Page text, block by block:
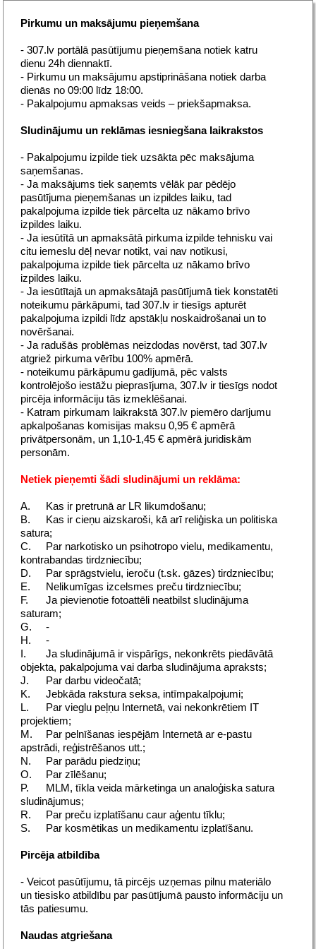
Pirkumu un maksājumu pieņemšana
- 307.lv portālā pasūtījumu pieņemšana notiek katru
dienu 24h diennaktī.
- Pirkumu un maksājumu apstiprināšana notiek darba
dienās no 09:00 līdz 18:00.
- Pakalpojumu apmaksas veids – priekšapmaksa.
Sludinājumu un reklāmas iesniegšana laikrakstos
- Pakalpojumu izpilde tiek uzsākta pēc maksājuma
saņemšanas.
- Ja maksājums tiek saņemts vēlāk par pēdējo
pasūtījuma pieņemšanas un izpildes laiku, tad
pakalpojuma izpilde tiek pārcelta uz nākamo brīvo
izpildes laiku.
- Ja iesūtītā un apmaksātā pirkuma izpilde tehnisku vai
citu iemeslu dēļ nevar notikt, vai nav notikusi,
pakalpojuma izpilde tiek pārcelta uz nākamo brīvo
izpildes laiku.
- Ja iesūtītajā un apmaksātajā pasūtījumā tiek konstatēti
noteikumu pārkāpumi, tad 307.lv ir tiesīgs apturēt
pakalpojuma izpildi līdz apstākļu noskaidrošanai un to
novēršanai.
- Ja radušās problēmas neizdodas novērst, tad 307.lv
atgriež pirkuma vērību 100% apmērā.
- noteikumu pārkāpumu gadījumā, pēc valsts
kontrolējošo iestāžu pieprasījuma, 307.lv ir tiesīgs nodot
pircēja informāciju tās izmeklēšanai.
- Katram pirkumam laikrakstā 307.lv piemēro darījumu
apkalpošanas komisijas maksu 0,95 € apmērā
privātpersonām, un 1,10-1,45 € apmērā juridiskām
personām.
Netiek pieņemti šādi sludinājumi un reklāma:
A.
Kas ir pretrunā ar LR likumdošanu;
B.
Kas ir cieņu aizskaroši, kā arī reliģiska un politiska
satura;
C.
Par narkotisko un psihotropo vielu, medikamentu,
kontrabandas tirdzniecību;
D.
Par sprāgstvielu, ieroču (t.sk. gāzes) tirdzniecību;
E.
Nelikumīgas izcelsmes preču tirdzniecību;
F.
Ja pievienotie fotoattēli neatbilst sludinājuma
saturam;
G.
-
H.
-
I.
Ja sludinājumā ir vispārīgs, nekonkrēts piedāvātā
objekta, pakalpojuma vai darba sludinājuma apraksts;
J.
Par darbu videočatā;
K.
Jebkāda rakstura seksa, intīmpakalpojumi;
L.
Par vieglu peļņu Internetā, vai nekonkrētiem IT
projektiem;
M.
Par pelnīšanas iespējām Internetā ar e-pastu
apstrādi, reģistrēšanos utt.;
N.
Par parādu piedziņu;
O.
Par zīlēšanu;
P.
MLM, tīkla veida mārketinga un analoģiska satura
sludinājumus;
R.
Par preču izplatīšanu caur aģentu tīklu;
S.
Par kosmētikas un medikamentu izplatīšanu.
Pircēja atbildība
- Veicot pasūtījumu, tā pircējs uzņemas pilnu materiālo
un tiesisko atbildību par pasūtījumā pausto informāciju un
tās patiesumu.
Naudas atgriešana